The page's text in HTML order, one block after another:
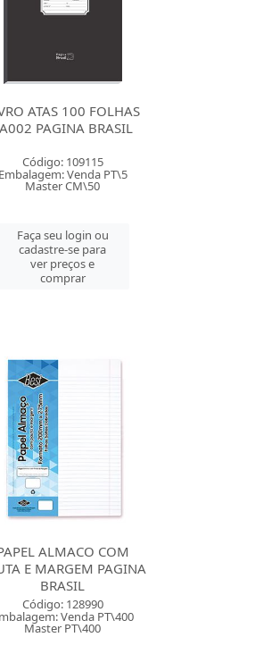
ATAS 100 FOLHAS
PAGINA BRASIL
Código: 109115
Embalagem: Venda PT\5
Master CM\50
Faça seu login ou
cadastre-se para
ver preços e
comprar
ALMACO COM
E MARGEM PAGINA
BRASIL
Código: 128990
Venda PT\400
Master PT\400